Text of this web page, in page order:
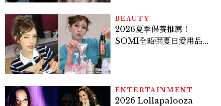
BEAUTY
2026夏季保養推薦！
SOMI全昭彌夏日愛用品公
ENTERTAINMENT
2026 Lollapalooza